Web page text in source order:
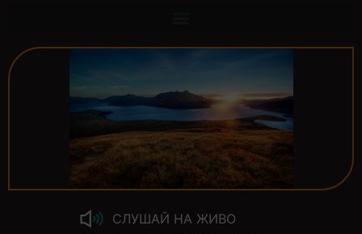
СЛУШАЙ НА ЖИВО